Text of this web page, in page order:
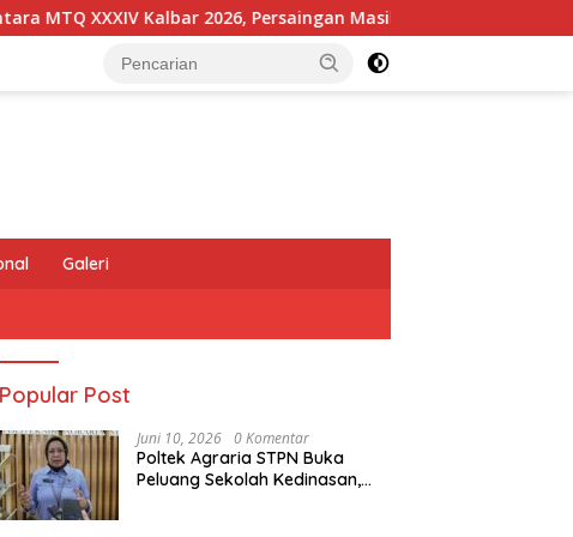
XXXIV Kalbar 2026, Persaingan Masih Terbuka
Galeri
Popular Post
Juni 10, 2026 0 Komentar
Poltek Agraria STPN Buka
Peluang Sekolah Kedinasan,